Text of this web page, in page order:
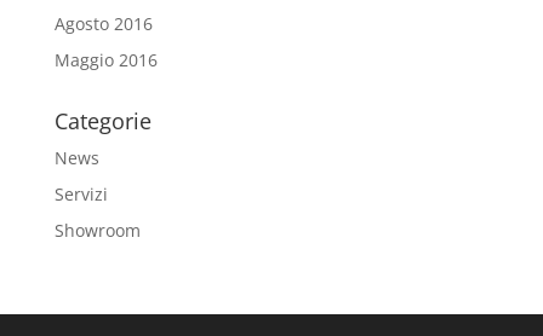
Agosto 2016
Maggio 2016
Categorie
News
Servizi
Showroom